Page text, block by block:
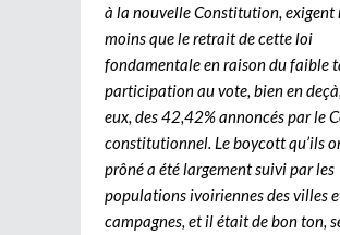
à la nouvelle Constitution, exigent
moins que le retrait de cette loi
fondamentale en raison du faible
participation au vote, bien en
eux, des 42,42% annoncés par le
constitutionnel. Le boycott qu’ils
prôné a été largement suivi par les
populations ivoiriennes des villes
campagnes, et il était de bon ton,